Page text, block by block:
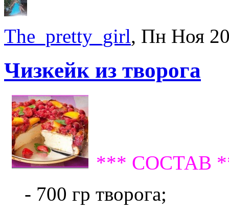
The_pretty_girl, Пн Ноя
Чизкейк из творога
*** СОСТАВ
- 700 гр творога;